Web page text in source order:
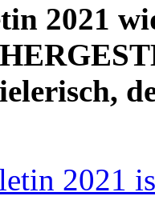
2021
2021